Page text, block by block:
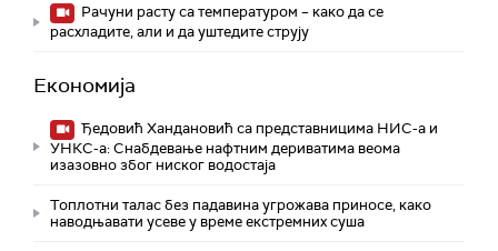
Рачуни расту са температуром – како да се
расхладите, али и да уштедите струју
Економија
Ђедовић Хандановић са представницима НИС-а и
УНКС-а: Снабдевање нафтним дериватима веома
изазовно због ниског водостаја
Топлотни талас без падавина угрожава приносе, како
наводњавати усеве у време екстремних суша